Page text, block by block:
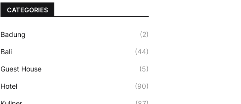
CATEGORIES
Badung (2)
Bali (44)
Guest House (5)
Hotel (90)